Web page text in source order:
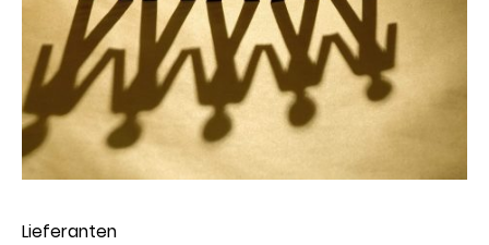
Lieferanten